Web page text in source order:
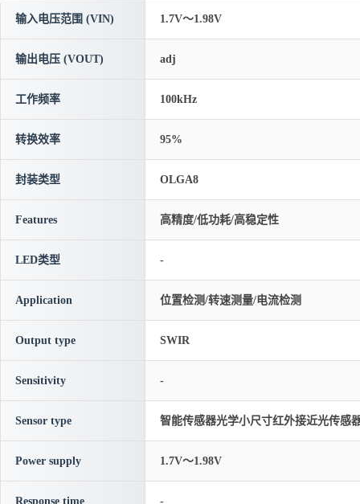
输入电压范围 (VIN) 1.7V～1.98V
输出电压 (VOUT) adj
工作频率 100kHz
转换效率 95%
封装类型 OLGA8
Features 高精度/低功耗/高稳定性
LED类型 -
Application 位置检测/转速测量/电流检测
Output type SWIR
Sensitivity -
Sensor type 智能传感器光学小尺寸红外接近光传感
Power supply 1.7V～1.98V
Response time -